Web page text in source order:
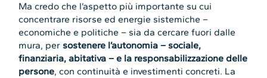
Ma credo che l’aspetto più importante su cui
concentrare risorse ed energie sistemiche –
economiche e politiche – sia da cercare fuori dalle
mura, per sostenere l’autonomia – sociale,
finanziaria, abitativa – e la responsabilizzazione delle
persone, con continuità e investimenti concreti. La